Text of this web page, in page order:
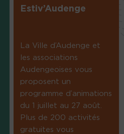
Estiv’Audenge
La Ville d’Audenge et
les associations
Audengeoises vous
proposent un
programme d’animations
du 1 juillet au 27 août.
Plus de 200 activités
gratuites vous